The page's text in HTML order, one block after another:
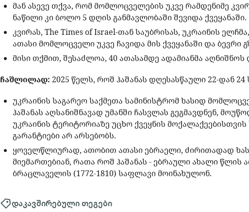
მან ასევე თქვა, რომ მომლოცველების უკვე რამდენიმე
ნაწილი კი ბოლო 5 დღის განმავლობაში შევიდა ქვეყანაში.
კვირას, The Times of Israel-თან საუბრისას, უკრაინის
ათასი მომლოცველი უკვე ჩავიდა მის ქვეყანაში და ბევრი
მისი თქმით, შესაძლოა, 40 ათასამდე ადამიანმა აღნიშნოს
ჩაშლილად: 2025 წელს, როშ ჰაშანას დღესასწაული 22-დან
უკრაინის საგარეო საქმეთა სამინისტრომ ხასიდ
ჰაშანას აღსანიშნავად უმანში ჩასვლას გეგმავდნენ,
უკრაინის ტერიტორიაზე უცხო ქვეყნის
გარანტიები არ არსებობს.
ყოველწლიურად, ათობით ათასი ებრაელი, ძირითადად
მიემართებიან, რათა როშ ჰაშანას - ებრაული ახალი წლის
ბრაცლაველის (1772-1810) საფლავი მოინახულონ.
დაკავშირებული თეგები